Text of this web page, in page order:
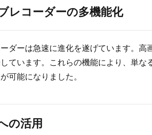
レコーダーの多機能化
ダーは急速に進化を遂げています。
ています。これらの機能により、単
可能になりました。
の活用